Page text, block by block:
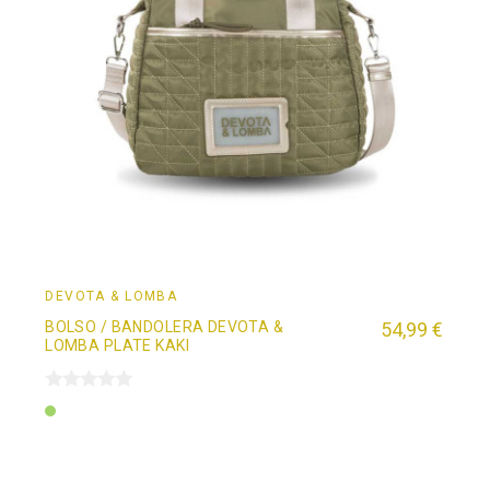
DEVOTA & LOMBA
BOLSO / BANDOLERA DEVOTA &
LOMBA PLATE KAKI
54,99 €
Verde